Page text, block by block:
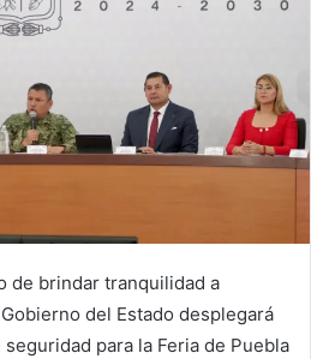
de brindar tranquilidad a
del Estado desplegará
para la Feria de Puebla